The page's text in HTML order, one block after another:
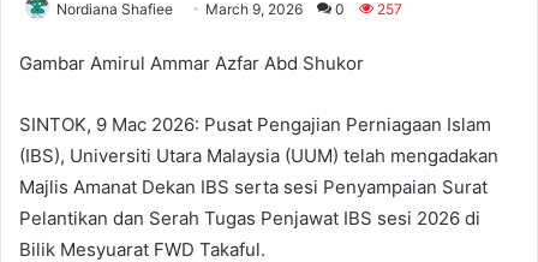
Nordiana Shafiee March 9, 2026 0 257
Gambar Amirul Ammar Azfar Abd Shukor
SINTOK, 9 Mac 2026: Pusat Pengajian Perniagaan Islam
(IBS), Universiti Utara Malaysia (UUM) telah mengadakan
Majlis Amanat Dekan IBS serta sesi Penyampaian Surat
Pelantikan dan Serah Tugas Penjawat IBS sesi 2026 di
Bilik Mesyuarat FWD Takaful.